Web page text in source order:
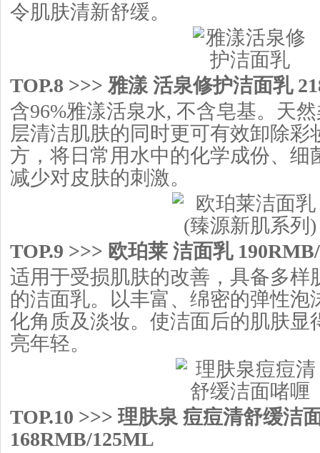
令肌肤清新舒缓。
TOP.8 >>> 雅漾 活泉修护洁面乳
含96%雅漾活泉水, 不含皂基。天
层清洁肌肤的同时更可有效卸除彩
方，将日常用水中的化学成份、细
减少对皮肤的刺激。
TOP.9 >>> 欧珀莱 洁面乳
适用于受损肌肤的改善，具备多样
的洁面乳。以丰富、绵密的弹性泡
化角质及淡妆。使洁面后的肌肤显
亮年轻。
TOP.10 >>> 理肤泉 痘痘清舒缓洁
168RMB/125ML